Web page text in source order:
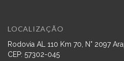
LOCALIZAÇÃO
Rodovia AL 110 Km 70, N° 2097
CEP: 57302-045